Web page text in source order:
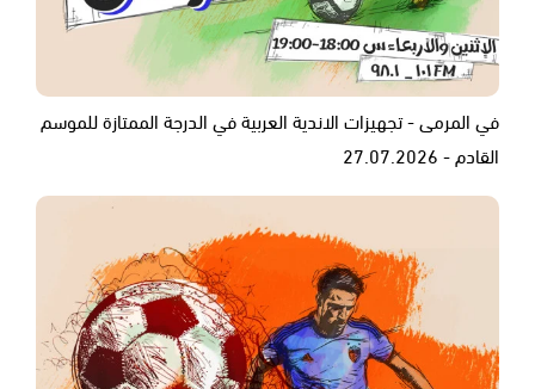
في المرمى - تجهيزات الاندية العربية في الدرجة الممتازة للموسم
القادم - 27.07.2026